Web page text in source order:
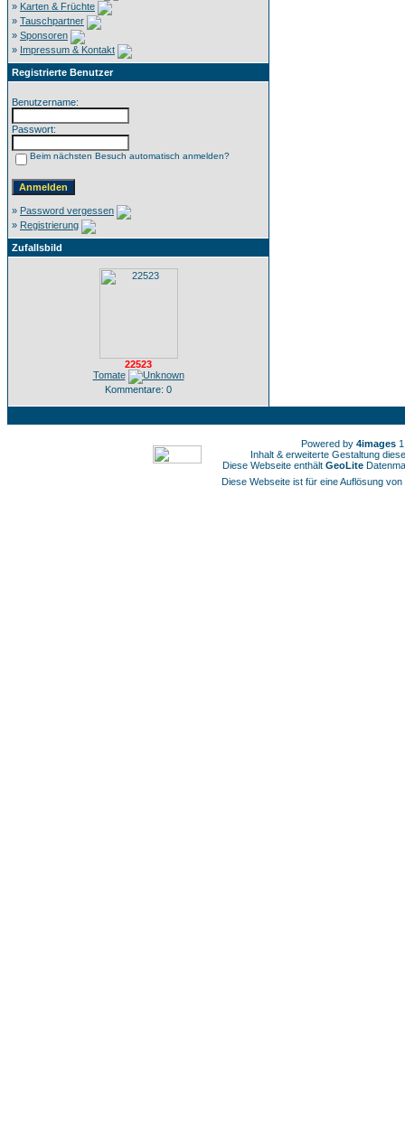
» Karten & Früchte
» Tauschpartner
» Sponsoren
» Impressum & Kontakt
Registrierte Benutzer
Benutzername:
Passwort:
Beim nächsten Besuch automatisch anmelden?
» Password vergessen
» Registrierung
Zufallsbild
22523
Tomate
Kommentare: 0
Powered by 4images
Inhalt & erweiterte Gestaltung
Diese Webseite enthält GeoLite
Diese Webseite ist für eine Auflösung